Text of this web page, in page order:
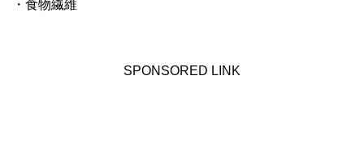
・食物繊維
SPONSORED LINK